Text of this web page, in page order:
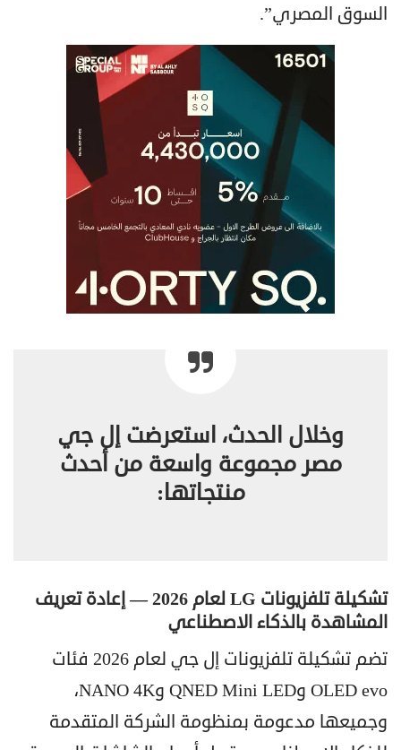
السوق المصري”.
وخلال الحدث، استعرضت إل جي
مصر مجموعة واسعة من أحدث
منتجاتها:
تشكيلة تلفزيونات LG لعام 2026 — إعادة تعريف
المشاهدة بالذكاء الاصطناعي
تضم تشكيلة تلفزيونات إل جي لعام 2026 فئات
OLED evo وQNED Mini LED وNANO 4K،
وجميعها مدعومة بمنظومة الشركة المتقدمة